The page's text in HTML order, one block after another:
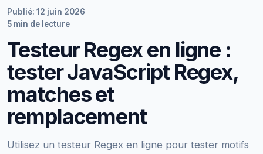
Publié: 12 juin 2026
5 min de lecture
Testeur Regex en ligne :
tester JavaScript Regex,
matches et
remplacement
Utilisez un testeur Regex en ligne pour tester motifs